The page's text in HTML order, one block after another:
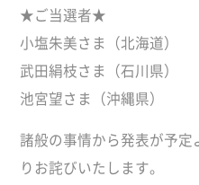
★ご当選者★
小塩朱美さま（北海道）
武田絹枝さま（石川県）
池宮望さま（沖縄県）
諸般の事情から発表が予定
りお詫びいたします。